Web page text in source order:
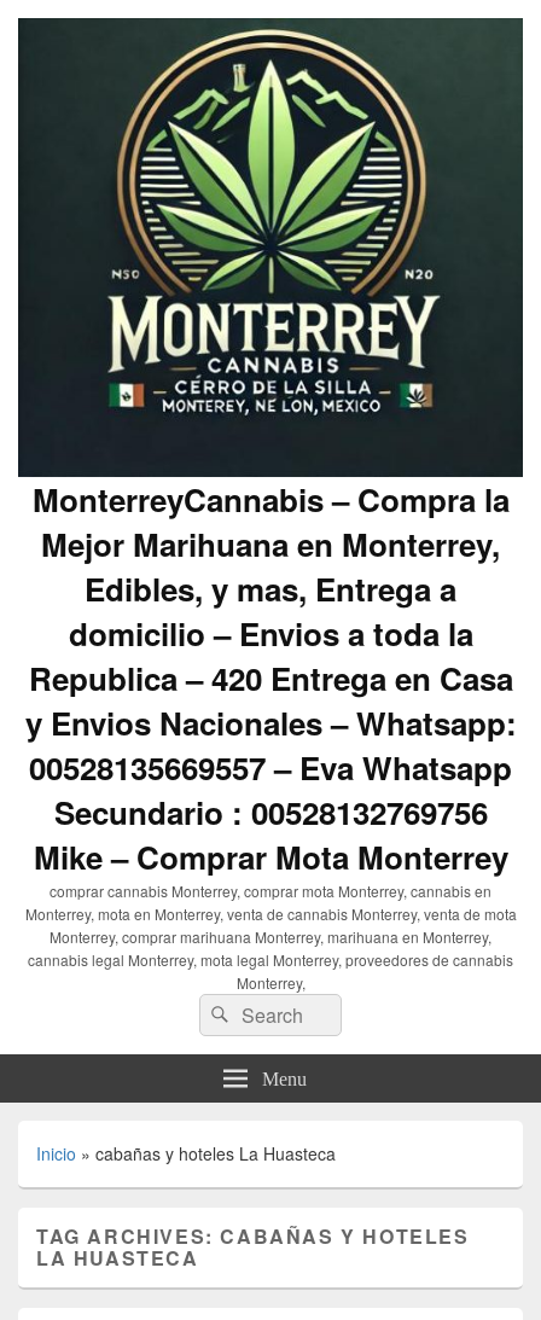
MonterreyCannabis – Compra la
Mejor Marihuana en Monterrey,
Edibles, y mas, Entrega a
domicilio – Envios a toda la
Republica – 420 Entrega en Casa
y Envios Nacionales – Whatsapp:
00528135669557 – Eva Whatsapp
Secundario : 00528132769756
Mike – Comprar Mota Monterrey
comprar cannabis Monterrey, comprar mota Monterrey, cannabis en
Monterrey, mota en Monterrey, venta de cannabis Monterrey, venta de mota
Monterrey, comprar marihuana Monterrey, marihuana en Monterrey,
cannabis legal Monterrey, mota legal Monterrey, proveedores de cannabis
Monterrey,
Search
for:
Search
Menu
Inicio » cabañas y hoteles La Huasteca
TAG ARCHIVES:CABAÑAS Y HOTELES
LA HUASTECA